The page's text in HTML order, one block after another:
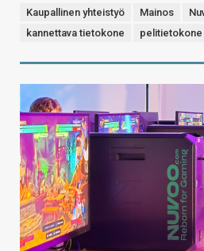
Kaupallinen yhteistyö Mainos
kannettava tietokone
pelitietokone